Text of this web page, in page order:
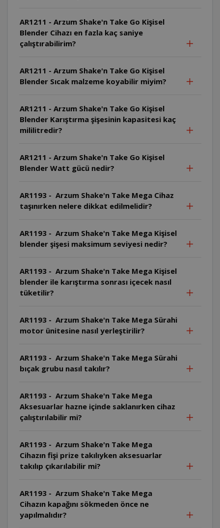
AR1211 - Arzum Shake'n Take Go Kişisel
Blender Cihazı en fazla kaç saniye
çalıştırabilirim?
AR1211 - Arzum Shake'n Take Go Kişisel
Blender Sıcak malzeme koyabilir miyim?
AR1211 - Arzum Shake'n Take Go Kişisel
Blender Karıştırma şişesinin kapasitesi kaç
mililitredir?
AR1211 - Arzum Shake'n Take Go Kişisel
Blender Watt gücü nedir?
AR1193 - Arzum Shake'n Take Mega Cihaz
taşınırken nelere dikkat edilmelidir?
AR1193 - Arzum Shake'n Take Mega Kişisel
blender şişesi maksimum seviyesi nedir?
AR1193 - Arzum Shake'n Take Mega Kişisel
blender ile karıştırma sonrası içecek nasıl
tüketilir?
AR1193 - Arzum Shake'n Take Mega Sürahi
motor ünitesine nasıl yerleştirilir?
AR1193 - Arzum Shake'n Take Mega Sürahi
bıçak grubu nasıl takılır?
AR1193 - Arzum Shake'n Take Mega
Aksesuarlar hazne içinde saklanırken cihaz
çalıştırılabilir mi?
AR1193 - Arzum Shake'n Take Mega
Cihazın fişi prize takılıyken aksesuarlar
takılıp çıkarılabilir mi?
AR1193 - Arzum Shake'n Take Mega
Cihazın kapağını sökmeden önce ne
yapılmalıdır?